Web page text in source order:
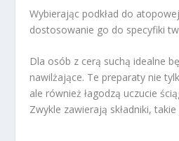
Wybierając podkład do
dostosowanie go do specyfiki
Dla osób z cerą suchą idealne
nawilżające. Te preparaty nie
ale również łagodzą uczucie
Zwykle zawierają składniki, takie